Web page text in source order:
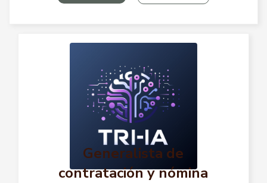
Generalista de
contratación y nómina